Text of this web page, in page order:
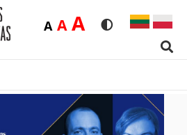
Rozmiar
ADomyślna
AŚrednia
ADużaWersja